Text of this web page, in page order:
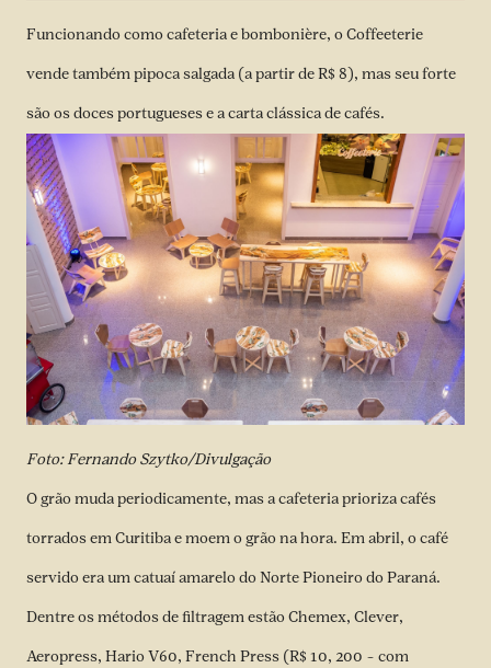
Funcionando como cafeteria e bombonière, o Coffeeterie
vende também pipoca salgada (a partir de R$ 8), mas seu forte
são os doces portugueses e a carta clássica de cafés.
Foto: Fernando Szytko/Divulgação
O grão muda periodicamente, mas a cafeteria prioriza cafés
torrados em Curitiba e moem o grão na hora. Em abril, o café
servido era um catuaí amarelo do Norte Pioneiro do Paraná.
Dentre os métodos de filtragem estão Chemex, Clever,
Aeropress, Hario V60, French Press (R$ 10, 200 – com